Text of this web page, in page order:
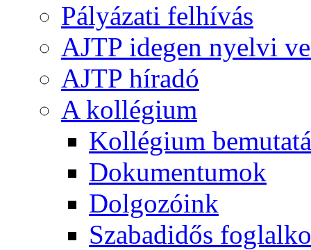
Pályázati felhívás
AJTP idegen nyelvi
AJTP híradó
A kollégium
Kollégium
Dokumentumok
Dolgozóink
Szabadidős